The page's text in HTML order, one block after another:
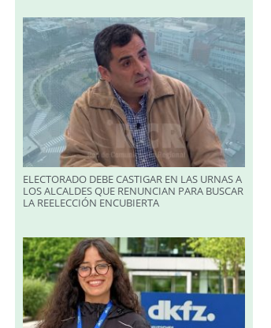
ELECTORADO DEBE CASTIGAR EN LAS URNAS A
LOS ALCALDES QUE RENUNCIAN PARA BUSCAR
LA REELECCIÓN ENCUBIERTA